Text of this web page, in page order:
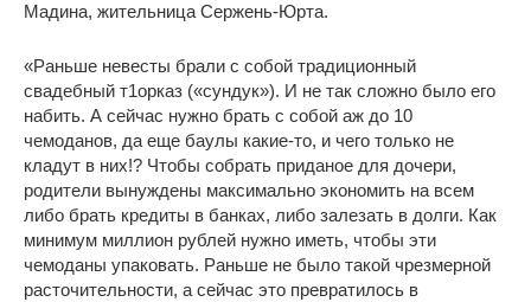
Мадина, жительница Сержень-Юрта.
«Раньше невесты брали с собой традиционный
свадебный т1орказ («сундук»). И не так сложно было его
набить. А сейчас нужно брать с собой аж до 10
чемоданов, да еще баулы какие-то, и чего только не
кладут в них!? Чтобы собрать приданое для дочери,
родители вынуждены максимально экономить на всем
либо брать кредиты в банках, либо залезать в долги. Как
минимум миллион рублей нужно иметь, чтобы эти
чемоданы упаковать. Раньше не было такой чрезмерной
расточительности, а сейчас это превратилось в